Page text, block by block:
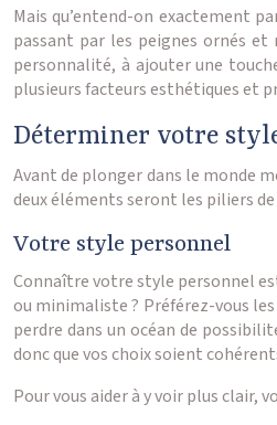
Mais qu’entend-on exactement
passant par les peignes ornés
personnalité, à ajouter une
plusieurs facteurs esthétiques et
Déterminer votre
Avant de plonger dans le monde
deux éléments seront les piliers
Votre style personnel
Connaître votre style personnel
ou minimaliste ? Préférez-vous
perdre dans un océan de
donc que vos choix soient
Pour vous aider à y voir plus clair,